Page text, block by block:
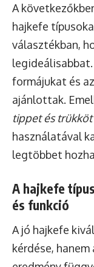
A
hajkefe
választékban,
formájukat és
ajánlottak.
tippet és trükköt
használatával
legtöbbet
A hajkefe
és funkció
A jó hajkefe
kérdése,